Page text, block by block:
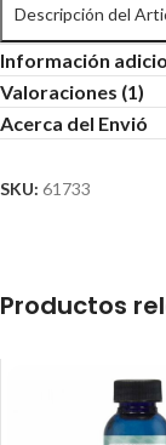
Descripción del
Información
Valoraciones (1)
Acerca del Envió
SKU: 61733
Productos